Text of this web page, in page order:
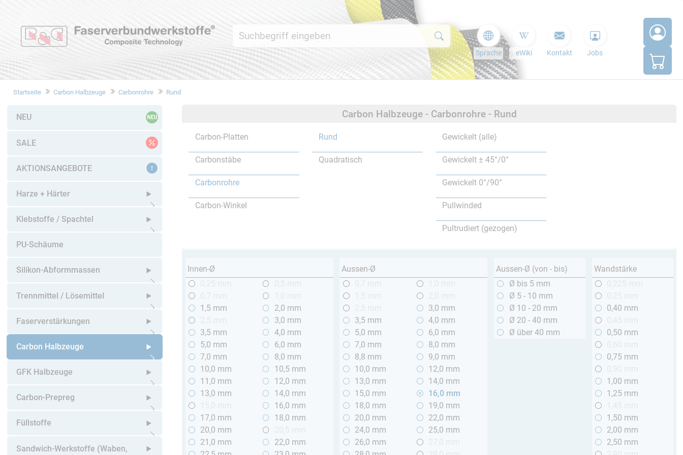
Sprache eWiki Kontakt Jobs
Startseite Carbon Halbzeuge Carbonrohre Rund
NEU
SALE
AKTIONSANGEBOTE
Harze + Härter
Untermenü öffnen
Klebstoffe / Spachtel
PU-Schäume
Silikon-Abformmassen
Untermenü öffnen
Trennmittel / Lösemittel
Untermenü öffnen
Faserverstärkungen
Untermenü öffnen
Carbon Halbzeuge
Untermenü öffnen
GFK Halbzeuge
Untermenü öffnen
Carbon-Prepreg
Untermenü öffnen
Füllstoffe
Untermenü öffnen
Sandwich-Werkstoffe (Waben,
Carbon Halbzeuge - Carbonrohre - Rund
Carbon-Platten
Carbonstäbe
Carbonrohre
Carbon-Winkel
Rund
Quadratisch
Gewickelt (alle)
Gewickelt ± 45°/0°
Gewickelt 0°/90°
Pullwinded
Pultrudiert (gezogen)
Innen-Ø
1,5 mm
2,0 mm
3,0 mm
3,5 mm
4,0 mm
5,0 mm
6,0 mm
7,0 mm
8,0 mm
10,0 mm
10,5 mm
11,0 mm
12,0 mm
13,0 mm
14,0 mm
16,0 mm
17,0 mm
18,0 mm
20,0 mm
21,0 mm
22,0 mm
Aussen-Ø
3,0 mm
3,5 mm
4,0 mm
5,0 mm
6,0 mm
7,0 mm
8,0 mm
8,8 mm
9,0 mm
10,0 mm
12,0 mm
13,0 mm
14,0 mm
15,0 mm
16,0 mm
18,0 mm
19,0 mm
20,0 mm
22,0 mm
24,0 mm
25,0 mm
26,0 mm
Aussen-Ø (von - bis)
Ø bis 5 mm
Ø 5 - 10 mm
Ø 10 - 20 mm
Ø 20 - 40 mm
Ø über 40 mm
Wandstärke
0,40 mm
0,50 mm
0,75 mm
1,00 mm
1,25 mm
1,50 mm
2,00 mm
2,50 mm